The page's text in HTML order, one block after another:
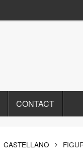
CONTACT
CASTELLANO